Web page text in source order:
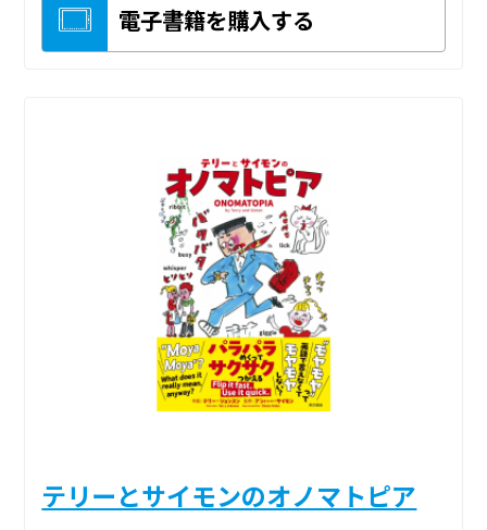
電子書籍を購入する
テリーとサイモンのオノマトピア